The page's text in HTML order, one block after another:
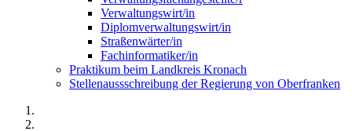
Verwaltungswirt/in
Diplomverwaltungswirt/in
Straßenwärter/in
Fachinformatiker/in
Praktikum beim Landkreis Kronach
Stellenaussschreibung der Regierung von Oberfranken